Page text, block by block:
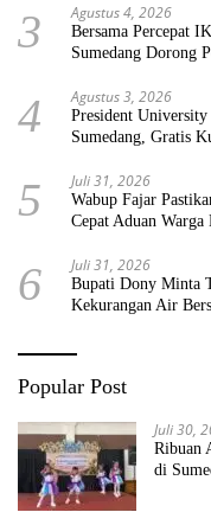
3 Agustus 4, 2026
Bersama Percepat
Sumedang Dorong
4 Agustus 3, 2026
President University
Sumedang, Gratis
5 Juli 31, 2026
Wabup Fajar
Cepat Aduan Warga
6 Juli 31, 2026
Bupati Dony Minta
Kekurangan Air
Popular Post
Juli 30,
Ribuan
di